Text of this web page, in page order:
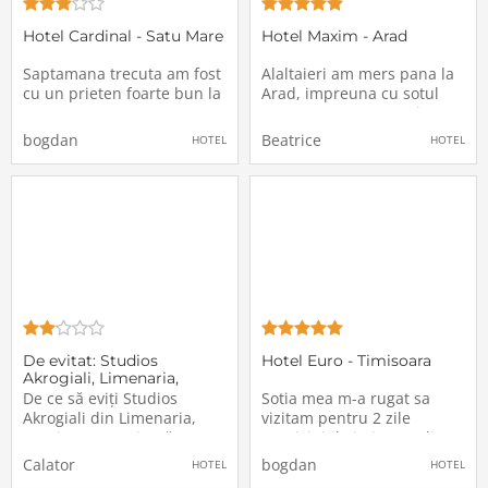
Hotel Cardinal - Satu Mare
Saptamana trecuta am fost
cu un prieten foarte bun la
trebuit sa cumparam ceva
de la cineva din aceasta
localitate, mai exact o
bogdan HOTEL
Hotel Maxim - Arad
Alaltaieri am mers pana la
Arad, impreuna cu sotul
meu, pentru un eveniment
important, mai exact
intalnirea cu niste colegi de
facultate, de aceea ne-am
Beatrice HOTEL
De evitat: Studios
Akrogiali, Limenaria,
Greece
De ce să eviți Studios
Akrogiali din Limenaria,
Grecia: O experiență
dezamăgitoareStudios
Akrogiali promite o vacanță
Calator HOTEL
Hotel Euro - Timisoara
Sotia mea m-a rugat sa
vizitam pentru 2 zile
municipiul Timisoara din
Judetul Timis pentru a
revedea cele mai
bogdan HOTEL